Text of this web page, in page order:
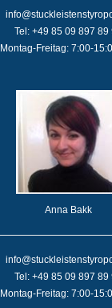
Tel: +49 85 09 897 89
Montag-Freitag: 7:00-
Anna Bakk
Tel: +49 85 09 897 89
Montag-Freitag: 7:00-